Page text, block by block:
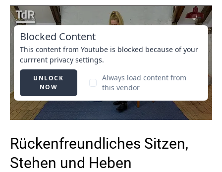
Rückenfreundliches Sitzen,
Stehen und Heben